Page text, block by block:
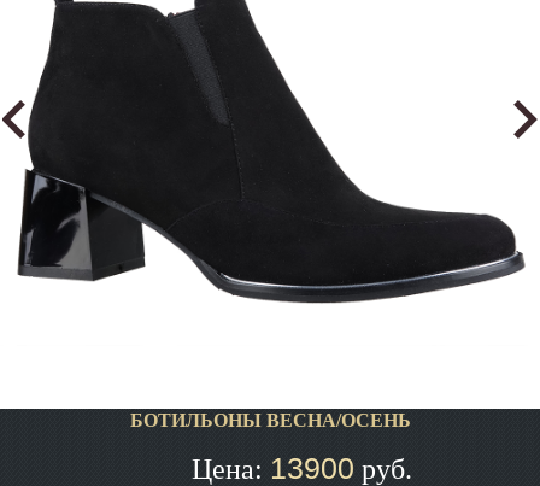
БОТИЛЬОНЫ ВЕСНА/ОСЕНЬ
Цена: 13900 руб.